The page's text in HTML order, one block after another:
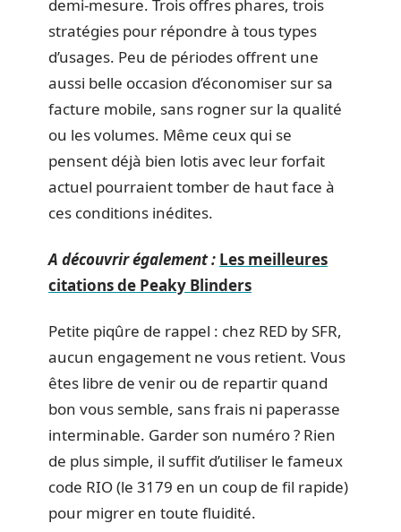
demi-mesure. Trois offres phares, trois
stratégies pour répondre à tous types
d’usages. Peu de périodes offrent une
aussi belle occasion d’économiser sur sa
facture mobile, sans rogner sur la qualité
ou les volumes. Même ceux qui se
pensent déjà bien lotis avec leur forfait
actuel pourraient tomber de haut face à
ces conditions inédites.
A découvrir également : Les meilleures
citations de Peaky Blinders
Petite piqûre de rappel : chez RED by SFR,
aucun engagement ne vous retient. Vous
êtes libre de venir ou de repartir quand
bon vous semble, sans frais ni paperasse
interminable. Garder son numéro ? Rien
de plus simple, il suffit d’utiliser le fameux
code RIO (le 3179 en un coup de fil rapide)
pour migrer en toute fluidité.